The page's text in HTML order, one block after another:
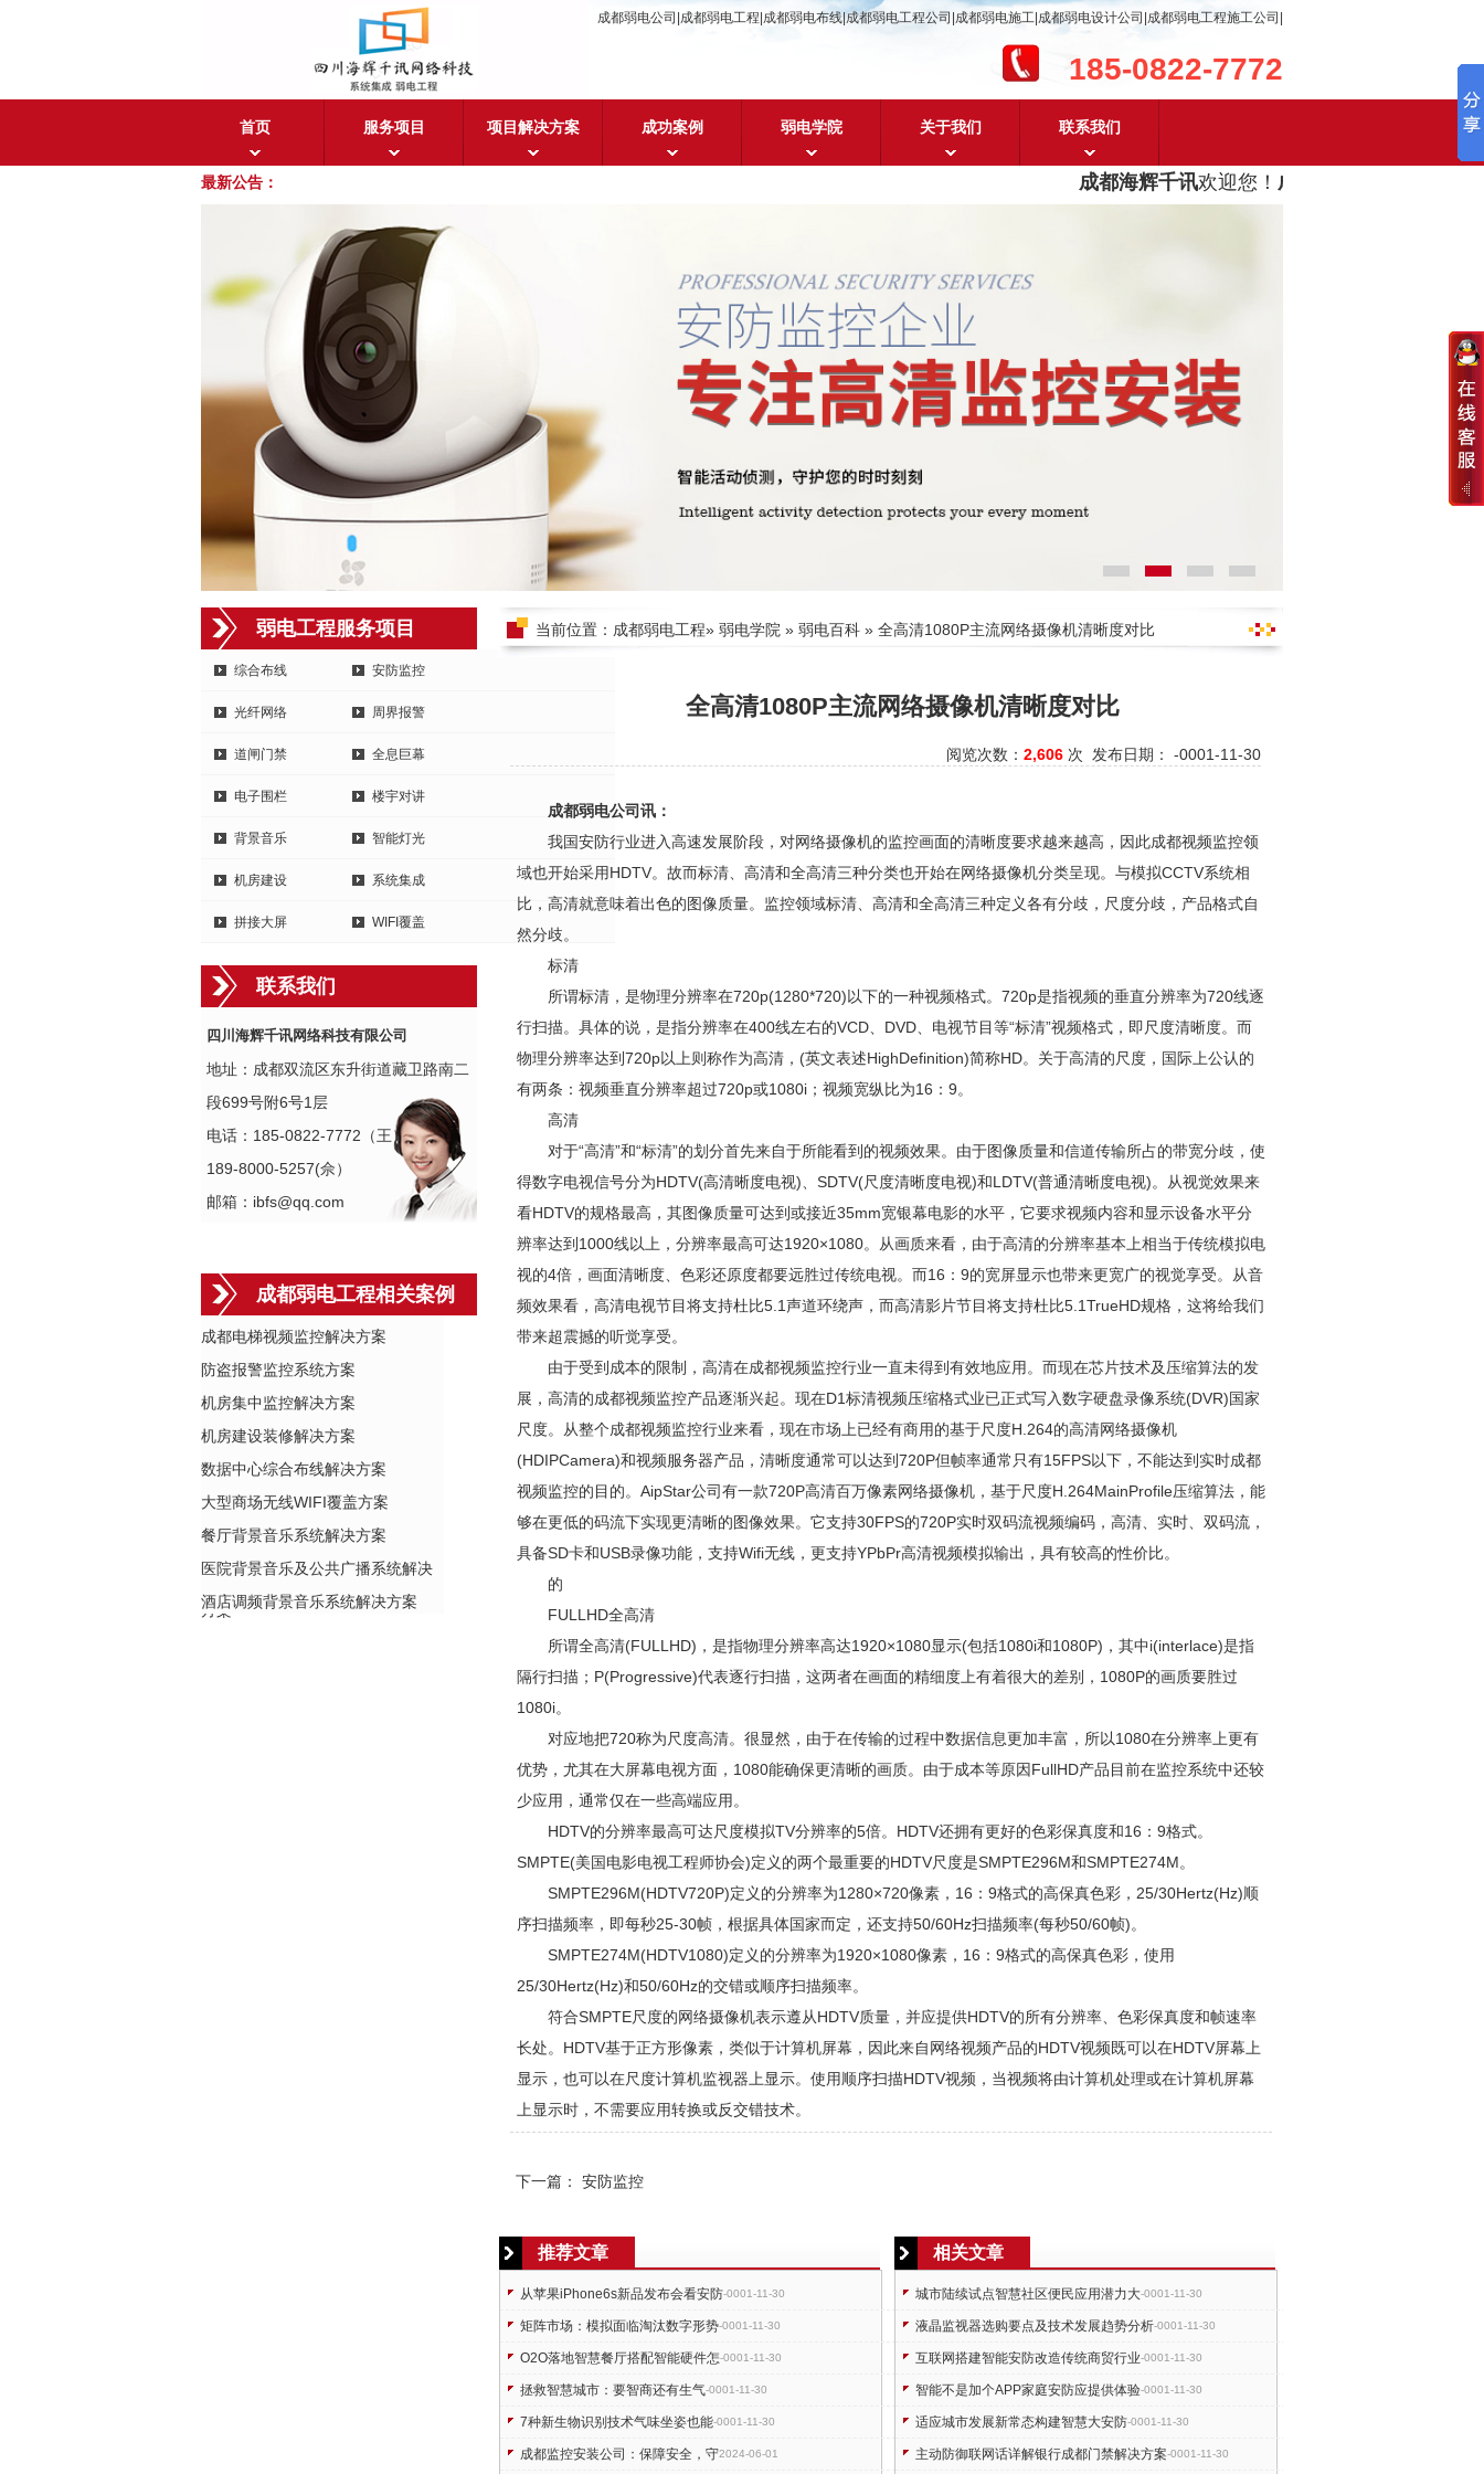
成都弱电公司|成都弱电工程|成都弱电布线|成都弱电工程公司|成都弱电施工|成都弱电设计公司|成都弱电工程施工公司|
185-0822-7772
首页 服务项目 项目解决方案 成功案例 弱电学院 关于我们 联系我们
最新公告： 成都海辉千讯欢迎您！成都弱电工程设计及成都
弱电工程服务项目
综合布线 安防监控
光纤网络 周界报警
道闸门禁 全息巨幕
电子围栏 楼宇对讲
背景音乐 智能灯光
机房建设 系统集成
拼接大屏 WIFI覆盖
联系我们
四川海辉千讯网络科技有限公司
地址：成都双流区东升街道藏卫路南二
段699号附6号1层
电话：185-0822-7772（王）
189-8000-5257(佘）
邮箱：ibfs@qq.com
成都弱电工程相关案例
成都电梯视频监控解决方案
防盗报警监控系统方案
机房集中监控解决方案
机房建设装修解决方案
数据中心综合布线解决方案
大型商场无线WIFI覆盖方案
餐厅背景音乐系统解决方案
医院背景音乐及公共广播系统解决
方案
酒店调频背景音乐系统解决方案
当前位置： 成都弱电工程» 弱电学院 » 弱电百科 » 全高清1080P主流网络摄像机清晰度对比
全高清1080P主流网络摄像机清晰度对比
阅览次数： 2,606 次 发布日期： -0001-11-30
成都弱电公司讯：
我国安防行业进入高速发展阶段，对网络摄像机的监控画面的清晰度要求越来越高，因此成都视频监控领
域也开始采用HDTV。故而标清、高清和全高清三种分类也开始在网络摄像机分类呈现。与模拟CCTV系统相
比，高清就意味着出色的图像质量。监控领域标清、高清和全高清三种定义各有分歧，尺度分歧，产品格式自
然分歧。
标清
所谓标清，是物理分辨率在720p(1280*720)以下的一种视频格式。720p是指视频的垂直分辨率为720线逐
行扫描。具体的说，是指分辨率在400线左右的VCD、DVD、电视节目等“标清”视频格式，即尺度清晰度。而
物理分辨率达到720p以上则称作为高清，(英文表述HighDefinition)简称HD。关于高清的尺度，国际上公认的
有两条：视频垂直分辨率超过720p或1080i；视频宽纵比为16：9。
高清
对于“高清”和“标清”的划分首先来自于所能看到的视频效果。由于图像质量和信道传输所占的带宽分歧，使
得数字电视信号分为HDTV(高清晰度电视)、SDTV(尺度清晰度电视)和LDTV(普通清晰度电视)。从视觉效果来
看HDTV的规格最高，其图像质量可达到或接近35mm宽银幕电影的水平，它要求视频内容和显示设备水平分
辨率达到1000线以上，分辨率最高可达1920×1080。从画质来看，由于高清的分辨率基本上相当于传统模拟电
视的4倍，画面清晰度、色彩还原度都要远胜过传统电视。而16：9的宽屏显示也带来更宽广的视觉享受。从音
频效果看，高清电视节目将支持杜比5.1声道环绕声，而高清影片节目将支持杜比5.1TrueHD规格，这将给我们
带来超震撼的听觉享受。
由于受到成本的限制，高清在成都视频监控行业一直未得到有效地应用。而现在芯片技术及压缩算法的发
展，高清的成都视频监控产品逐渐兴起。现在D1标清视频压缩格式业已正式写入数字硬盘录像系统(DVR)国家
尺度。从整个成都视频监控行业来看，现在市场上已经有商用的基于尺度H.264的高清网络摄像机
(HDIPCamera)和视频服务器产品，清晰度通常可以达到720P但帧率通常只有15FPS以下，不能达到实时成都
视频监控的目的。AipStar公司有一款720P高清百万像素网络摄像机，基于尺度H.264MainProfile压缩算法，能
够在更低的码流下实现更清晰的图像效果。它支持30FPS的720P实时双码流视频编码，高清、实时、双码流，
具备SD卡和USB录像功能，支持Wifi无线，更支持YPbPr高清视频模拟输出，具有较高的性价比。
的
FULLHD全高清
所谓全高清(FULLHD)，是指物理分辨率高达1920×1080显示(包括1080i和1080P)，其中i(interlace)是指
隔行扫描；P(Progressive)代表逐行扫描，这两者在画面的精细度上有着很大的差别，1080P的画质要胜过
1080i。
对应地把720称为尺度高清。很显然，由于在传输的过程中数据信息更加丰富，所以1080在分辨率上更有
优势，尤其在大屏幕电视方面，1080能确保更清晰的画质。由于成本等原因FullHD产品目前在监控系统中还较
少应用，通常仅在一些高端应用。
HDTV的分辨率最高可达尺度模拟TV分辨率的5倍。HDTV还拥有更好的色彩保真度和16：9格式。
SMPTE(美国电影电视工程师协会)定义的两个最重要的HDTV尺度是SMPTE296M和SMPTE274M。
SMPTE296M(HDTV720P)定义的分辨率为1280×720像素，16：9格式的高保真色彩，25/30Hertz(Hz)顺
序扫描频率，即每秒25-30帧，根据具体国家而定，还支持50/60Hz扫描频率(每秒50/60帧)。
SMPTE274M(HDTV1080)定义的分辨率为1920×1080像素，16：9格式的高保真色彩，使用
25/30Hertz(Hz)和50/60Hz的交错或顺序扫描频率。
符合SMPTE尺度的网络摄像机表示遵从HDTV质量，并应提供HDTV的所有分辨率、色彩保真度和帧速率
长处。HDTV基于正方形像素，类似于计算机屏幕，因此来自网络视频产品的HDTV视频既可以在HDTV屏幕上
显示，也可以在尺度计算机监视器上显示。使用顺序扫描HDTV视频，当视频将由计算机处理或在计算机屏幕
上显示时，不需要应用转换或反交错技术。
下一篇： 安防监控
推荐文章
从苹果iPhone6s新品发布会看安防-0001-11-30
矩阵市场：模拟面临淘汰数字形势-0001-11-30
O2O落地智慧餐厅搭配智能硬件怎-0001-11-30
拯救智慧城市：要智商还有生气-0001-11-30
7种新生物识别技术气味坐姿也能-0001-11-30
成都监控安装公司：保障安全，守2024-06-01
相关文章
城市陆续试点智慧社区便民应用潜力大-0001-11-30
液晶监视器选购要点及技术发展趋势分析-0001-11-30
互联网搭建智能安防改造传统商贸行业-0001-11-30
智能不是加个APP家庭安防应提供体验-0001-11-30
适应城市发展新常态构建智慧大安防-0001-11-30
主动防御联网话详解银行成都门禁解决方案-0001-11-30